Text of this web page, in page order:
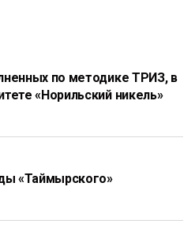
по методике ТРИЗ, в
«Норильский никель»
«Таймырского»